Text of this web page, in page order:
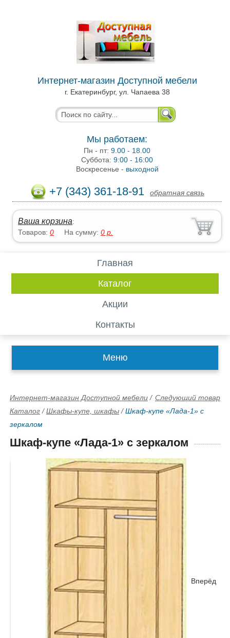
Интернет-магазин Доступной мебели
г. Екатеринбург, ул. Чапаева 38
Мы работаем:
Пн - пт:9.00 - 18.00
Суббота:9:00 - 16:00
Воскресенье - выходной
+7 (343) 361-18-91 обратная связь
Ваша корзина:
Товаров:0 На сумму:0 р.
Главная
Каталог
Акции
Контакты
Меню
Следующий товар
Интернет-магазин Доступной мебели /
Каталог /Шкафы-купе, шкафы /Шкаф-купе «Лада-1» с
зеркалом
Шкаф-купе «Лада-1» с зеркалом
Вперёд